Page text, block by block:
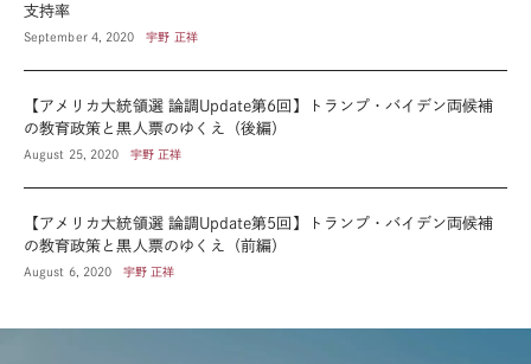
支持率
September 4, 2020 宇野 正祥
【アメリカ大統領選 論調Update第6回】トランプ・バイデン両候補
の教育政策と黒人票のゆくえ（後編）
August 25, 2020 宇野 正祥
【アメリカ大統領選 論調Update第5回】トランプ・バイデン両候補
の教育政策と黒人票のゆくえ（前編）
August 6, 2020 宇野 正祥